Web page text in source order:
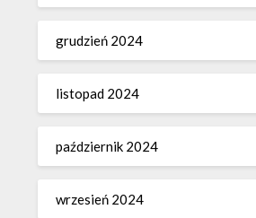
grudzień 2024
listopad 2024
październik 2024
wrzesień 2024